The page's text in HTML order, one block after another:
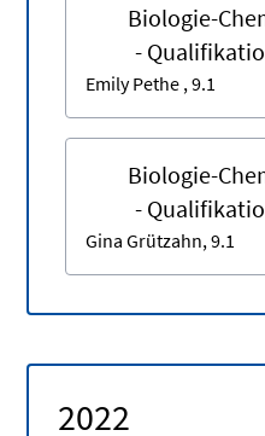
Biologie-
-
Emily Pethe , 9.1
Biologie-
-
Gina Grützahn, 9.1
2022